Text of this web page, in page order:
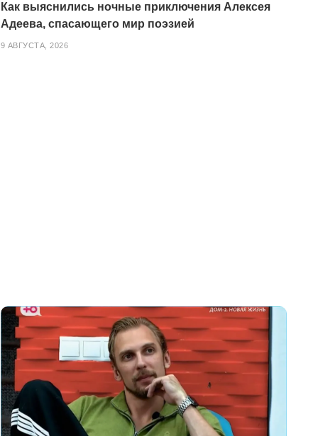
Как выяснились ночные приключения Алексея
Адеева, спасающего мир поэзией
9 АВГУСТА, 2026